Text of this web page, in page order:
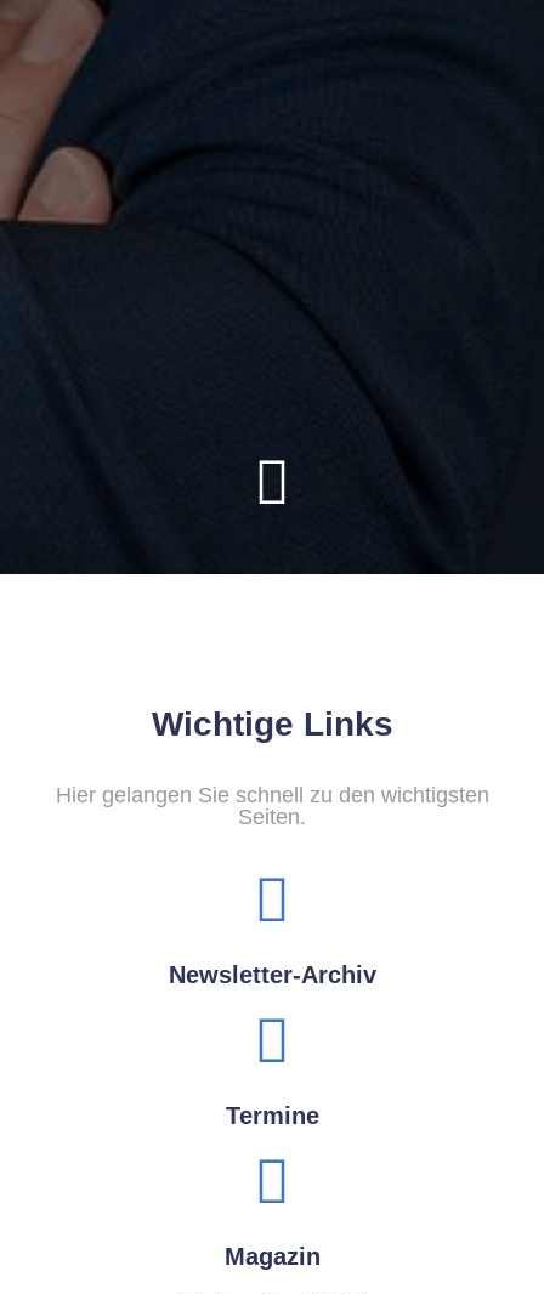
Wichtige Links
Hier gelangen Sie schnell zu den wichtigsten
Seiten.
Newsletter-Archiv
Termine
Magazin